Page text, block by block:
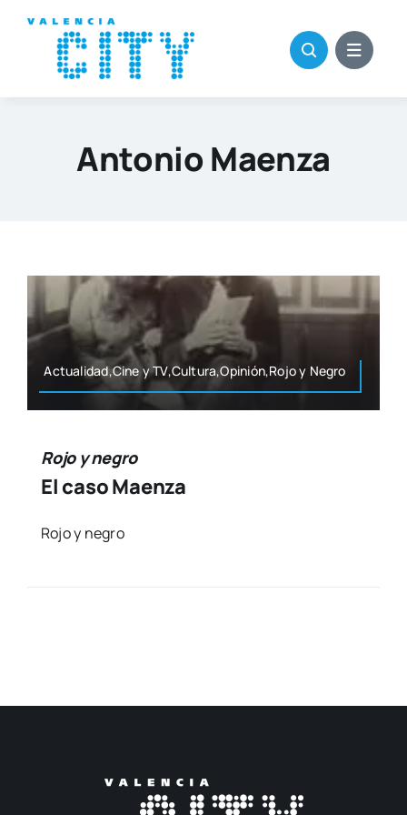
contenido
Antonio Maenza
Actualidad,Cine y TV,Cultura,Opinión,Rojo y Negro
Rojo y negro
El caso Maenza
Rojo y negro